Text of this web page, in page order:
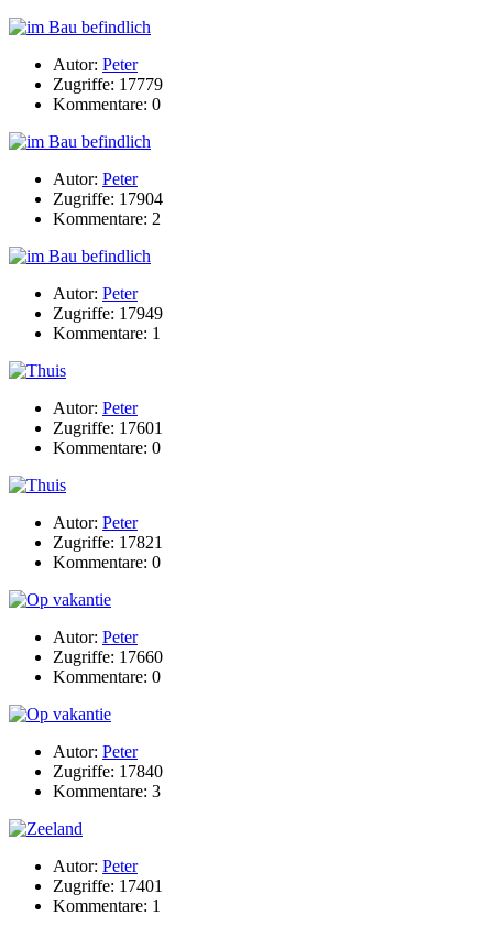
Autor: Peter
Zugriffe: 17779
Kommentare: 0
Autor: Peter
Zugriffe: 17904
Kommentare: 2
Autor: Peter
Zugriffe: 17949
Kommentare: 1
Autor: Peter
Zugriffe: 17601
Kommentare: 0
Autor: Peter
Zugriffe: 17821
Kommentare: 0
Autor: Peter
Zugriffe: 17660
Kommentare: 0
Autor: Peter
Zugriffe: 17840
Kommentare: 3
Autor: Peter
Zugriffe: 17401
Kommentare: 1